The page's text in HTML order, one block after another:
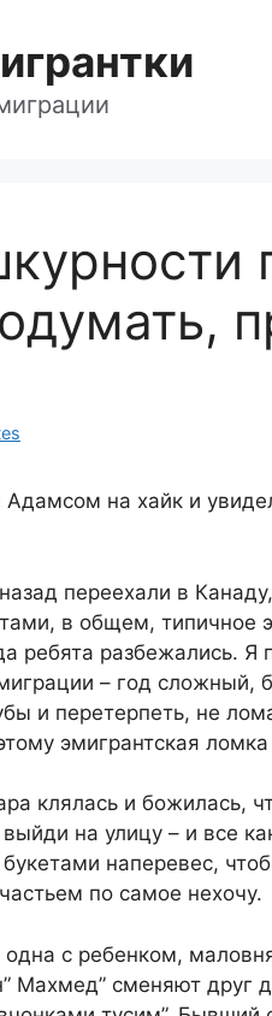
Адамсом на хайк и
переехали в
в общем, типичное
ребята разбежались.
– год сложный,
и перетерпеть, не
эмигрантская
клялась и божилась,
выйди на улицу – и все
наперевес,
по самое нехочу.
с ребенком,
Махмед” сменяют друг